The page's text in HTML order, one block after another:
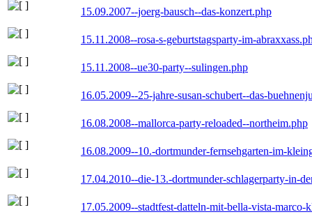
15.09.2007--joerg-bausch--das-konzert.php
15.11.2008--rosa-s-geburtstagsparty-im-
15.11.2008--ue30-party--sulingen.php
16.05.2009--25-jahre-susan-schubert--das-
16.08.2008--mallorca-party-reloaded--northeim.php
16.08.2009--10.-dortmunder-fernsehgarten-im-
17.04.2010--die-13.-dortmunder-schlagerparty-in-
17.05.2009--stadtfest-datteln-mit-bella-vista-marco-